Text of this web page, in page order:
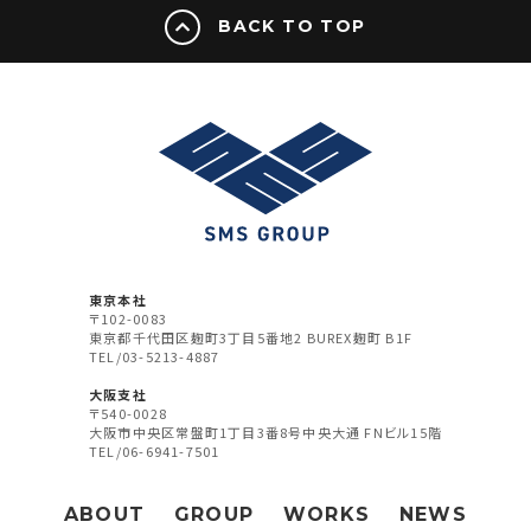
BACK TO TOP
東京本社
〒102-0083
東京都千代田区麹町3丁目5番地2 BUREX麹町 B1F
TEL/03-5213-4887
大阪支社
〒540-0028
大阪市中央区常盤町1丁目3番8号中央大通 FNビル15階
TEL/06-6941-7501
ABOUT GROUP WORKS NEWS